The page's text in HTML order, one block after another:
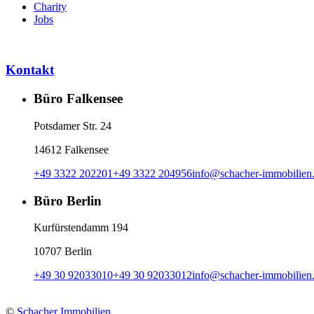
Charity
Jobs
Kontakt
Büro Falkensee
Potsdamer Str. 24
14612 Falkensee
+49 3322 202201+49 3322 204956info@schacher-
Büro Berlin
Kurfürstendamm 194
10707 Berlin
+49 30 92033010+49 30 92033012info@schacher-